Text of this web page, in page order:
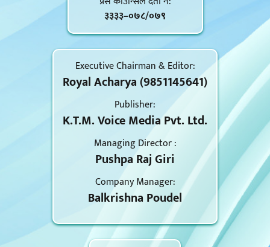
३३३३–०७८/०७९
Executive Chairman & Editor:
Royal Acharya (9851145641)
Publisher:
K.T.M. Voice Media Pvt. Ltd.
Managing Director :
Pushpa Raj Giri
Company Manager:
Balkrishna Poudel